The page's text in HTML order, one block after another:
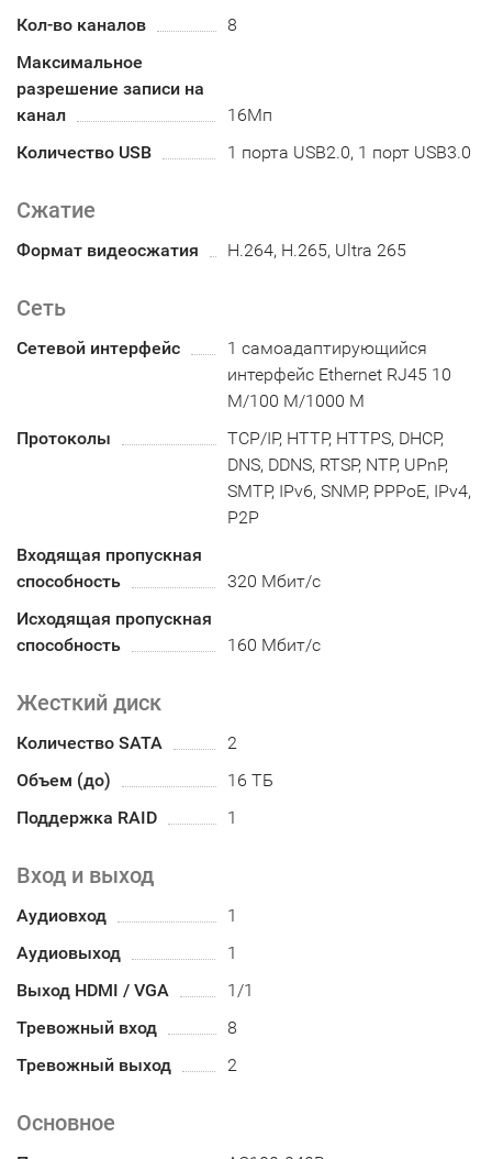
Кол-во каналов
8
Максимальное
разрешение записи на
канал
16Мп
Количество USB
1 порта USB2.0, 1 порт USB3.0
Сжатие
Формат видеосжатия H.264, H.265, Ultra 265
Сеть
Сетевой интерфейс
1 самоадаптирующийся
интерфейс Ethernet RJ45 10
M/100 M/1000 M
Протоколы
TCP/IP, HTTP, HTTPS, DHCP,
DNS, DDNS, RTSP, NTP, UPnP,
SMTP, IPv6, SNMP, PPPoE, IPv4,
P2P
Входящая пропускная
способность
320 Мбит/с
Исходящая пропускная
способность
160 Мбит/с
Жесткий диск
Количество SATA
2
Объем (до)
16 ТБ
Поддержка RAID
1
Вход и выход
Аудиовход
1
Аудиовыход
1
Выход HDMI / VGA
1/1
Тревожный вход
8
Тревожный выход
2
Основное